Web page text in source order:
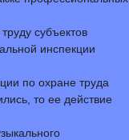
субъектов
инспекции
по охране труда
то ее действие